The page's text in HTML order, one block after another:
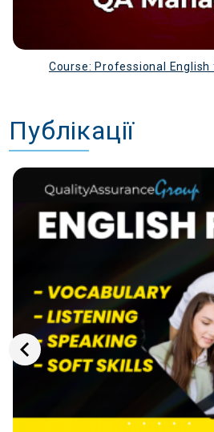
Course: Professional English
Публікації